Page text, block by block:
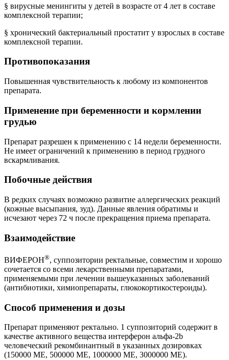
§ вирусные менингиты у детей в возрасте от 4 лет в составе
комплексной терапии;
§ хронический бактериальный простатит у взрослых в составе
комплексной терапии.
Противопоказания
Повышенная чувствительность к любому из компонентов
препарата.
Применение при беременности и кормлении
грудью
Препарат разрешен к применению с 14 недели беременности.
Не имеет ограничений к применению в период грудного
вскармливания.
Побочные действия
В редких случаях возможно развитие аллергических реакций
(кожные высыпания, зуд). Данные явления обратимы и
исчезают через 72 ч после прекращения приема препарата.
Взаимодействие
ВИФЕРОН®, суппозитории ректальные, совместим и хорошо
сочетается со всеми лекарственными препаратами,
применяемыми при лечении вышеуказанных заболеваний
(антибиотики, химиопрепараты, глюкокортикостероиды).
Способ применения и дозы
Препарат применяют ректально. 1 суппозиторий содержит в
качестве активного вещества интерферон альфа-2b
человеческий рекомбинантный в указанных дозировках
(150000 МЕ, 500000 МЕ, 1000000 МЕ, 3000000 МЕ).